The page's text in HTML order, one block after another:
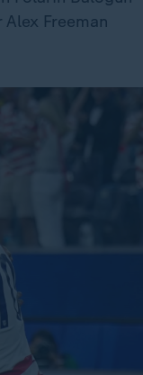
Freeman